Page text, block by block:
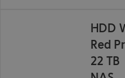
HDD
Red
22 TB